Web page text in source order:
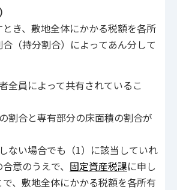
き、敷地全体にかかる税額を各所
（持分割合）によってあん分して
全員によって共有されているこ
割合と専有部分の床面積の割合が
い場合でも（1）に該当していれ
意のうえで、 固定資産税課に申し
、敷地全体にかかる税額を各所有